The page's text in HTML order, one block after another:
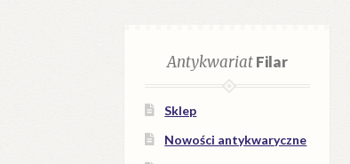
AntykwariatFilar
Sklep
Nowości antykwaryczne